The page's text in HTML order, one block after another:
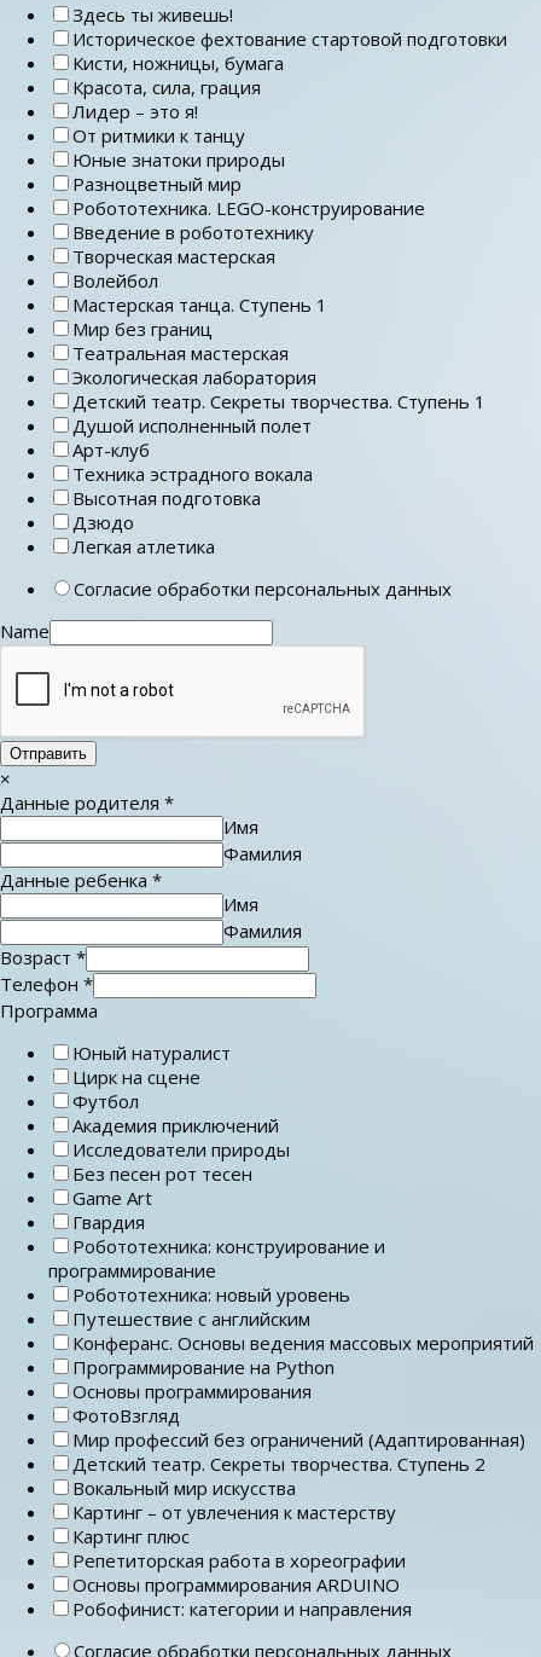
Здесь ты живешь!
Историческое фехтование стартовой подготовки
Кисти, ножницы, бумага
Красота, сила, грация
Лидер – это я!
От ритмики к танцу
Юные знатоки природы
Разноцветный мир
Робототехника. LEGO-конструирование
Введение в робототехнику
Творческая мастерская
Волейбол
Мастерская танца. Ступень 1
Мир без границ
Театральная мастерская
Экологическая лаборатория
Детский театр. Секреты творчества. Ступень 1
Душой исполненный полет
Арт-клуб
Техника эстрадного вокала
Высотная подготовка
Дзюдо
Легкая атлетика
Согласие обработки персональных данных
Name
Отправить
×
Данные родителя *
Имя
Фамилия
Данные ребенка *
Имя
Фамилия
Возраст *
Телефон *
Программа
Юный натуралист
Цирк на сцене
Футбол
Академия приключений
Исследователи природы
Без песен рот тесен
Game Art
Гвардия
Робототехника: конструирование и
программирование
Робототехника: новый уровень
Путешествие с английским
Конферанс. Основы ведения массовых мероприятий
Программирование на Python
Основы программирования
ФотоВзгляд
Мир профессий без ограничений (Адаптированная)
Детский театр. Секреты творчества. Ступень 2
Вокальный мир искусства
Картинг – от увлечения к мастерству
Картинг плюс
Репетиторская работа в хореографии
Основы программирования ARDUINO
Робофинист: категории и направления
Согласие обработки персональных данных